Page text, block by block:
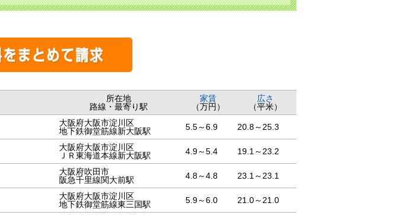
所在地
路線・最寄り駅
家賃
（万円）
広さ
（平米）
大阪府大阪市淀川区
地下鉄御堂筋線新大阪駅
5.5～6.9 20.8～25.3
大阪府大阪市淀川区
ＪＲ東海道本線新大阪駅
4.9～5.4 19.1～23.2
大阪府吹田市
阪急千里線関大前駅
4.8～4.8 23.1～23.1
大阪府大阪市淀川区
地下鉄御堂筋線東三国駅
5.9～6.0 21.0～21.0